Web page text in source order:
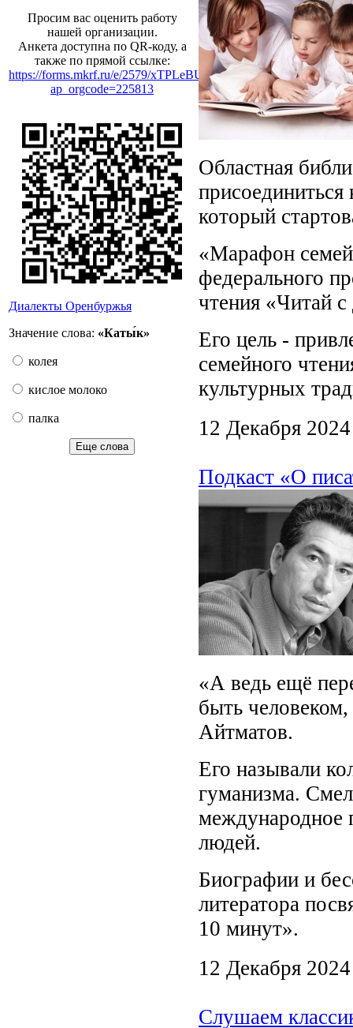
Просим вас оценить работу
нашей организации.
Анкета доступна по QR-коду, а
также по прямой ссылке:
https://forms.mkrf.ru/e/2579/xTPLeBU7/?
ap_orgcode=225813
Диалекты Оренбуржья
Значение слова: «Каты́к»
колея
кислое молоко
палка
Еще слова
Областная
который
«Марафон
федерального
чтения «Читай
Его цель -
семейного
культурных
12 Декабря 2024
Подкаст «О
«А ведь ещё
быть человеком,
Айтматов.
Его называли
гуманизма.
международное
людей.
Биографии и
литератора
10 минут».
12 Декабря 2024
Слушаем